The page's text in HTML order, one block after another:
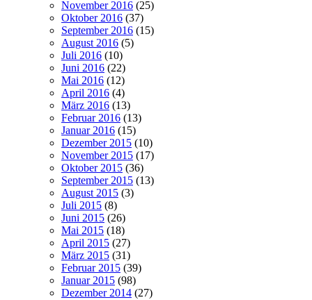
November 2016 (25)
Oktober 2016 (37)
September 2016 (15)
August 2016 (5)
Juli 2016 (10)
Juni 2016 (22)
Mai 2016 (12)
April 2016 (4)
März 2016 (13)
Februar 2016 (13)
Januar 2016 (15)
Dezember 2015 (10)
November 2015 (17)
Oktober 2015 (36)
September 2015 (13)
August 2015 (3)
Juli 2015 (8)
Juni 2015 (26)
Mai 2015 (18)
April 2015 (27)
März 2015 (31)
Februar 2015 (39)
Januar 2015 (98)
Dezember 2014 (27)